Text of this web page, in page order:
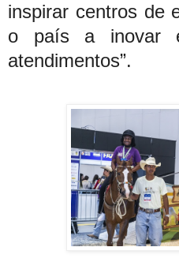
inspirar centros de
o país a inovar
atendimentos”.